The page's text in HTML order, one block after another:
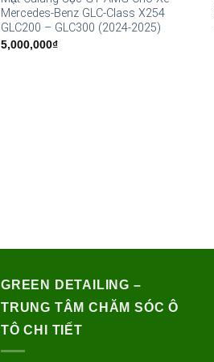
Mercedes-Benz GLC-Class X254
GLC200 – GLC300 (2024-2025)
5,000,000₫
GREEN DETAILING –
TRUNG TÂM CHĂM SÓC Ô
TÔ CHI TIẾT